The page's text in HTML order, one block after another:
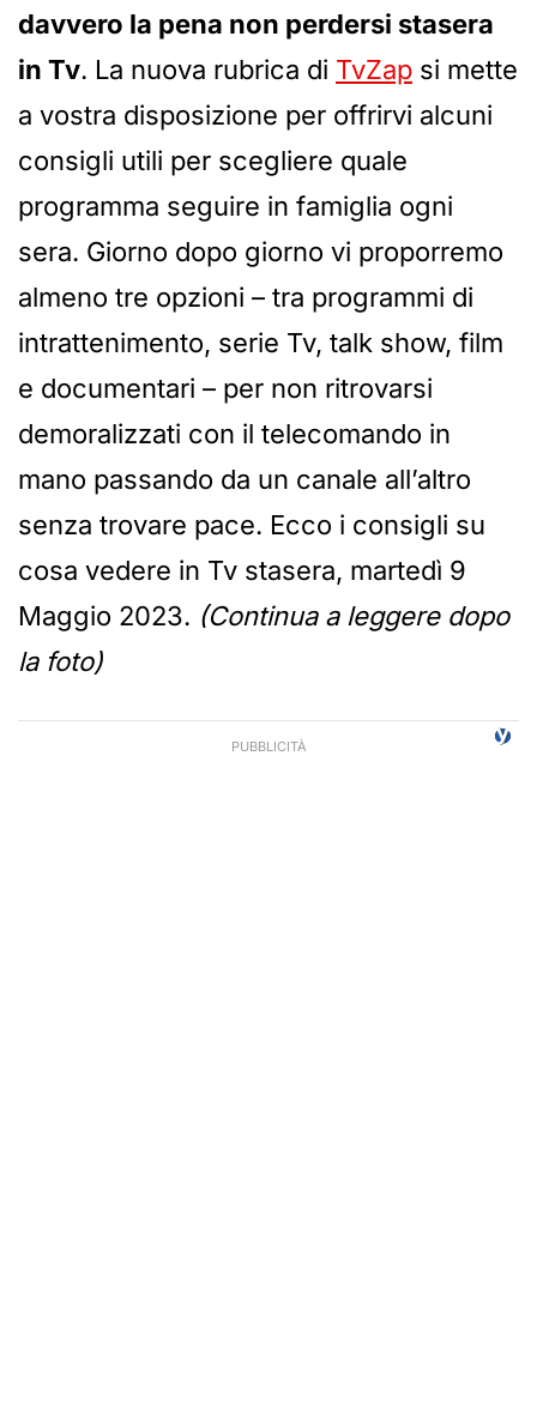
davvero la pena non perdersi stasera
in Tv. La nuova rubrica di TvZap si mette
a vostra disposizione per offrirvi alcuni
consigli utili per scegliere quale
programma seguire in famiglia ogni
sera. Giorno dopo giorno vi proporremo
almeno tre opzioni – tra programmi di
intrattenimento, serie Tv, talk show, film
e documentari – per non ritrovarsi
demoralizzati con il telecomando in
mano passando da un canale all’altro
senza trovare pace. Ecco i consigli su
cosa vedere in Tv stasera, martedì 9
Maggio 2023. (Continua a leggere dopo
la foto)